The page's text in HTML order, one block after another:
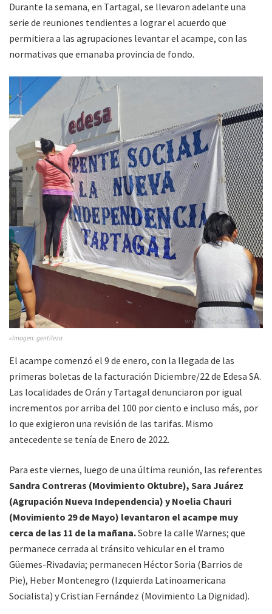
Durante la semana, en Tartagal, se llevaron adelante una
serie de reuniones tendientes a lograr el acuerdo que
permitiera a las agrupaciones levantar el acampe, con las
normativas que emanaba provincia de fondo.
»Imagen: gentileza
El acampe comenzó el 9 de enero, con la llegada de las
primeras boletas de la facturación Diciembre/22 de Edesa SA.
Las localidades de Orán y Tartagal denunciaron por igual
incrementos por arriba del 100 por ciento e incluso más, por
lo que exigieron una revisión de las tarifas. Mismo
antecedente se tenía de Enero de 2022.
Para este viernes, luego de una última reunión, las referentes
Sandra Contreras (Movimiento Oktubre), Sara Juárez
(Agrupación Nueva Independencia) y Noelia Chauri
(Movimiento 29 de Mayo) levantaron el acampe muy
cerca de las 11 de la mañana.Sobre la calle Warnes; que
permanece cerrada al tránsito vehicular en el tramo
Güemes-Rivadavia; permanecen Héctor Soria (Barrios de
Pie), Heber Montenegro (Izquierda Latinoamericana
Socialista) y Cristian Fernández (Movimiento La Dignidad).